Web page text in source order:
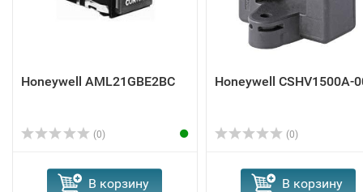
Honeywell AML21GBE2BC
(0)
В корзину
Honeywell CSHV1500A-
(0)
В корзину